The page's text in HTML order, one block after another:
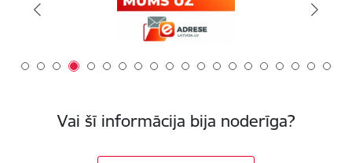
Vai šī informācija bija noderīga?